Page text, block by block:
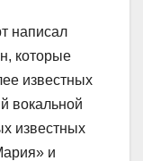
написал
которые
известных
вокальной
известных
и